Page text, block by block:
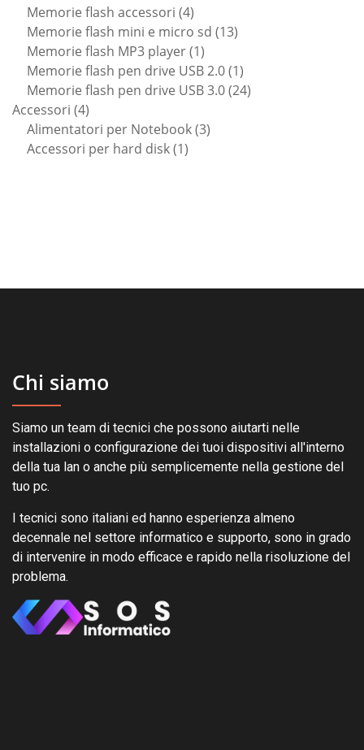
prodotti
Memorie flash accessori 44
prodotti
Memorie flash mini e micro sd 1313
Memorie flash MP3 player 11
prodotto
Memorie flash pen drive USB 2.0 11
prodotto
Memorie flash pen drive USB 3.0 2424
Accessori 44
prodotti
Alimentatori per Notebook 33
Accessori per hard disk 11
Chi siamo
Siamo un team di tecnici che possono aiutarti nelle
installazioni o configurazione dei tuoi dispositivi all'interno
della tua lan o anche più semplicemente nella gestione del
tuo pc.
I tecnici sono italiani ed hanno esperienza almeno
decennale nel settore informatico e supporto, sono in grado
di intervenire in modo efficace e rapido nella risoluzione del
problema.